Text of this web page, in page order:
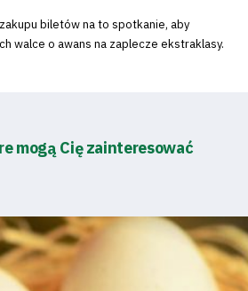
biletów na to spotkanie, aby
walce o awans na zaplecze ekstraklasy.
mogą Cię zainteresować